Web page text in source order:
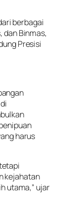
berbagai
dan Binmas,
Presisi
harus
kejahatan
utama,” ujar